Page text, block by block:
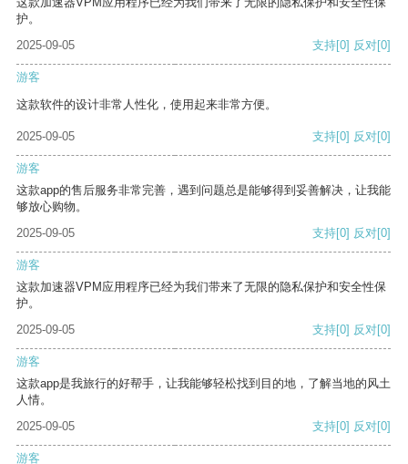
护。
2025-09-05
支持[0] 反对[0]
游客
这款软件的设计非常人性化，使用起来非常方便。
2025-09-05 支持[0] 反对[0]
游客
这款app的售后服务非常完善，遇到问题总是能够得到妥善解决，让我能
够放心购物。
2025-09-05
支持[0] 反对[0]
游客
这款加速器VPM应用程序已经为我们带来了无限的隐私保护和安全性保
护。
2025-09-05
支持[0] 反对[0]
游客
这款app是我旅行的好帮手，让我能够轻松找到目的地，了解当地的风土
人情。
2025-09-05
支持[0] 反对[0]
游客